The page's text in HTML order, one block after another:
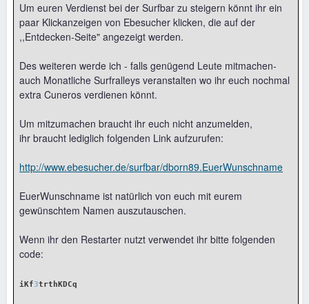
Um euren Verdienst bei der Surfbar zu steigern könnt ihr ein
paar Klickanzeigen von Ebesucher klicken, die auf der
,,Entdecken-Seite" angezeigt werden.
Des weiteren werde ich - falls genügend Leute mitmachen-
auch Monatliche Surfralleys veranstalten wo ihr euch nochmal
extra Cuneros verdienen könnt.
Um mitzumachen braucht ihr euch nicht anzumelden,
ihr braucht lediglich folgenden Link aufzurufen:
http://www.ebesucher.de/surfbar/dborn89.EuerWunschname
EuerWunschname ist natürlich von euch mit eurem
gewünschtem Namen auszutauschen.
Wenn ihr den Restarter nutzt verwendet ihr bitte folgenden
code:
iKf3trthKDCq